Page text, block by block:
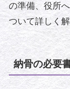
の準備、役所
ついて詳しく
納骨の必要